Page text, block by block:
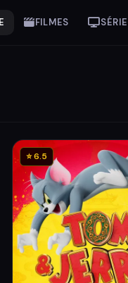
FILMES
⭐ 6.5